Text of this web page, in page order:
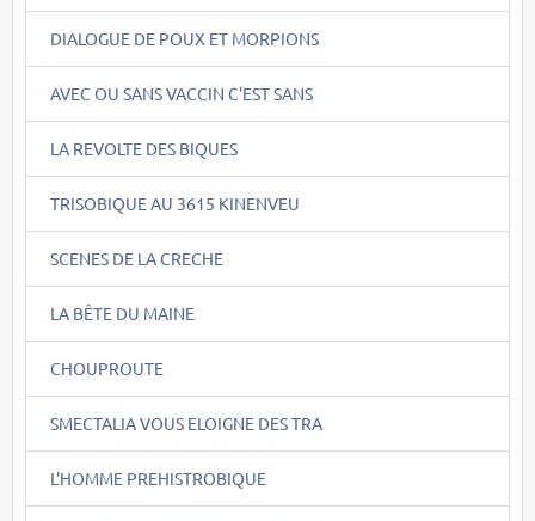
DIALOGUE DE POUX ET MORPIONS
AVEC OU SANS VACCIN C'EST SANS
LA REVOLTE DES BIQUES
TRISOBIQUE AU 3615 KINENVEU
SCENES DE LA CRECHE
LA BÊTE DU MAINE
CHOUPROUTE
SMECTALIA VOUS ELOIGNE DES TRA
L'HOMME PREHISTROBIQUE